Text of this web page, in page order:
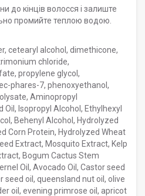
до кінців волосся і залиште
промийте теплою водою.
cetearyl alcohol, dimethicone,
chloride,
propylene glycol,
phares-7, phenoxyethanol,
Aminopropyl
Oil, Isopropyl Alcohol, Ethylhexyl
Behenyl Alcohol, Hydrolyzed
Corn Protein, Hydrolyzed Wheat
Extract, Mosquito Extract, Kelp
Bogum Cactus Stem
Oil, Avocado Oil, Castor seed
seed oil, queensland nut oil, olive
oil, evening primrose oil, apricot